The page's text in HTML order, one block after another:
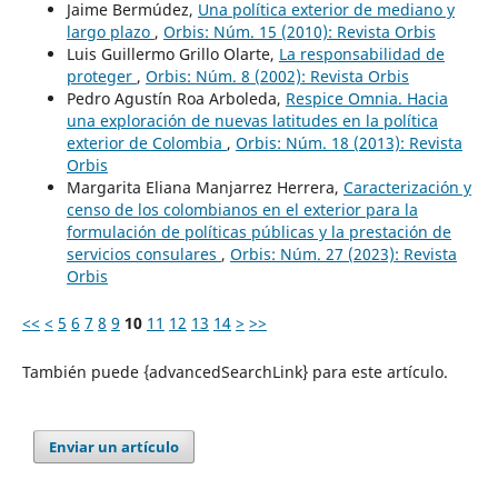
Jaime Bermúdez, Una política exterior de mediano y
largo plazo , Orbis: Núm. 15 (2010): Revista Orbis
Luis Guillermo Grillo Olarte, La responsabilidad de
proteger , Orbis: Núm. 8 (2002): Revista Orbis
Pedro Agustín Roa Arboleda, Respice Omnia. Hacia
una exploración de nuevas latitudes en la política
exterior de Colombia , Orbis: Núm. 18 (2013): Revista
Orbis
Margarita Eliana Manjarrez Herrera, Caracterización y
censo de los colombianos en el exterior para la
formulación de políticas públicas y la prestación de
servicios consulares , Orbis: Núm. 27 (2023): Revista
Orbis
<< < 5 6 7 8 9 10 11 12 13 14 > >>
También puede {advancedSearchLink} para este artículo.
Enviar un artículo